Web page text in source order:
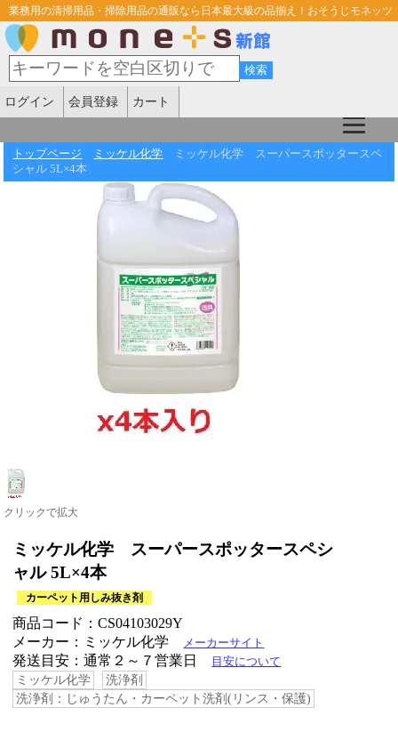
業務用の清掃用品・掃除用品の通販なら日本最大級の品揃え！おそうじモネッツ
ログイン 会員登録 カート
トップページ ミッケル化学
ミッケル化学 スーパースポッタースペ
シャル 5L×4本
クリックで拡大
ミッケル化学 スーパースポッタースペシ
ャル 5L×4本
カーペット用しみ抜き剤
商品コード：CS04103029Y
メーカー：ミッケル化学
メーカーサイト
発送目安：通常２～７営業日 目安について
ミッケル化学
洗浄剤
洗浄剤：じゅうたん・カーペット洗剤(リンス・保護)